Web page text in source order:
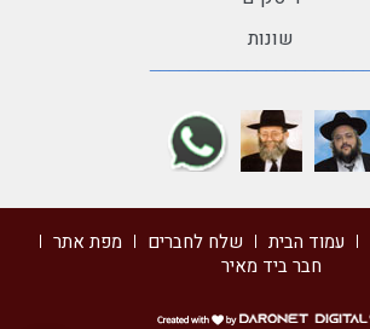
שונות
עמוד הבית שלח לחברים
מפת אתר
חבר ביד מאיר
דרונט